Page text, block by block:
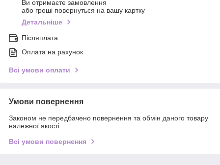
Ви отримаєте замовлення
або гроші повернуться на вашу картку
Детальніше
Післяплата
Оплата на рахунок
Всі умови оплати
Умови повернення
Законом не передбачено повернення та обмін даного товару
належної якості
Всі умови повернення